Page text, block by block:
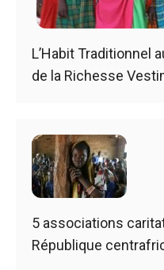
L’Habit Traditionnel
de la Richesse
5 associations
République